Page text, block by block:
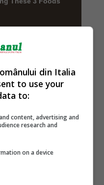
din Italia
to use your
to:
content, advertising and
research and
on a device